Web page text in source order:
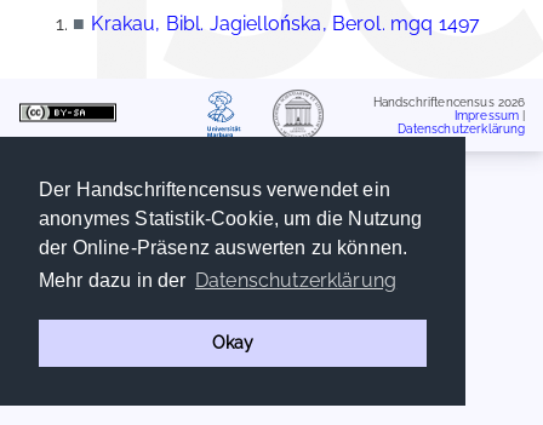
Der Handschriftencensus verwendet ein
anonymes Statistik-Cookie, um die Nutzung
der Online-Präsenz auswerten zu können.
Mehr dazu in der Datenschutzerklärung
Okay
■ Krakau, Bibl. Jagiellońska, Berol. mgq 1497
Handschriftencensus 2026
Impressum
Datenschutzerklärung